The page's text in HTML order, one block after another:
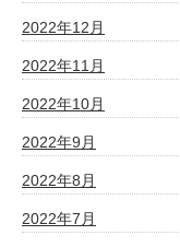
2022年12月
2022年11月
2022年10月
2022年9月
2022年8月
2022年7月